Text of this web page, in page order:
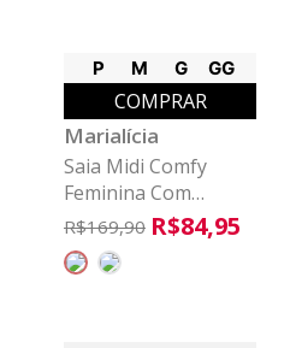
P M G GG
COMPRAR
Marialícia
Saia Midi Comfy
Feminina Com
Bolsos Marialícia
Bege
R$169,90 R$84,95